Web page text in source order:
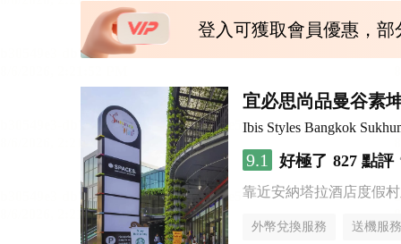
登入可獲取會員優惠，
宜必思尚品曼谷素
Ibis Styles Bangkok
9.1 好極了 827 點評
靠近安納塔拉酒店度假
外幣兌換服務 送機服務